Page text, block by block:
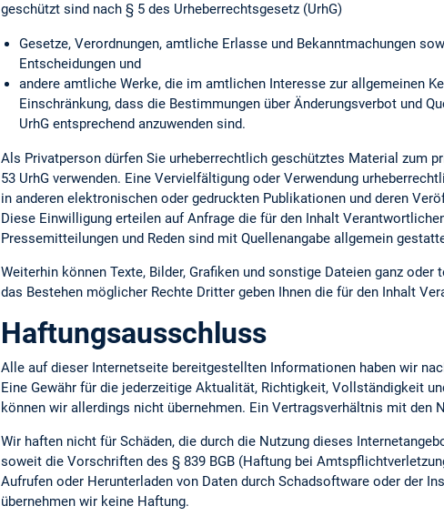
geschützt sind nach § 5 des Urheberrechtsgesetz (UrhG)
Gesetze, Verordnungen, amtliche Erlasse und Bekanntmachungen
Entscheidungen und
andere amtliche Werke, die im amtlichen Interesse zur allgemeinen
Einschränkung, dass die Bestimmungen über Änderungsverbot und
UrhG entsprechend anzuwenden sind.
Als Privatperson dürfen Sie urheberrechtlich geschütztes Material zum
53 UrhG verwenden. Eine Vervielfältigung oder Verwendung
in anderen elektronischen oder gedruckten Publikationen und deren
Diese Einwilligung erteilen auf Anfrage die für den Inhalt
Pressemitteilungen und Reden sind mit Quellenangabe allgemein
Weiterhin können Texte, Bilder, Grafiken und sonstige Dateien ganz
das Bestehen möglicher Rechte Dritter geben Ihnen die für den Inhalt
Haftungsausschluss
Alle auf dieser Internetseite bereitgestellten Informationen haben wir
Eine Gewähr für die jederzeitige Aktualität, Richtigkeit, Vollständigkeit
können wir allerdings nicht übernehmen. Ein Vertragsverhältnis mit den
Wir haften nicht für Schäden, die durch die Nutzung dieses
soweit die Vorschriften des § 839 BGB (Haftung bei
Aufrufen oder Herunterladen von Daten durch Schadsoftware oder der
übernehmen wir keine Haftung.